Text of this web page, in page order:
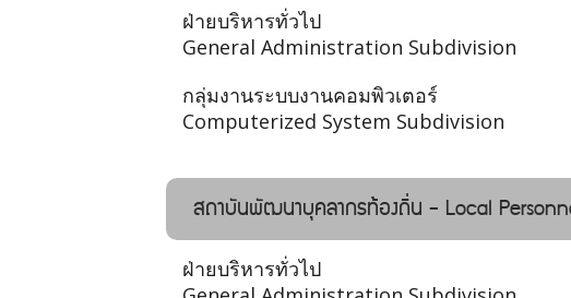
ฝ่ายบริหารทั่วไป
General Administration Subdivision
กลุ่มงานระบบงานคอมพิวเตอร์
Computerized System Subdivision
สถาบันพัฒนาบุคลากรท้องถิ่น - Local
ฝ่ายบริหารทั่วไป